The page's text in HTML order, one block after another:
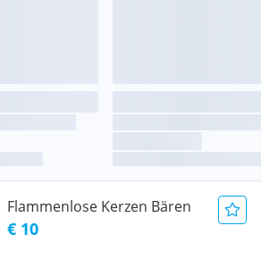
Flammenlose Kerzen Bären
€ 10